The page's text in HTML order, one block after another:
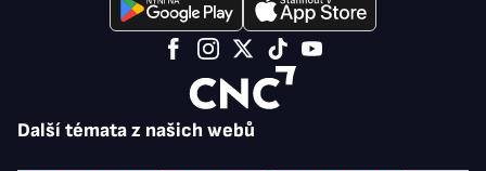
Další témata z našich webů